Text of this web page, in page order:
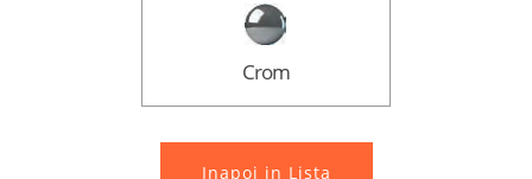
Crom
Inapoi in Lista